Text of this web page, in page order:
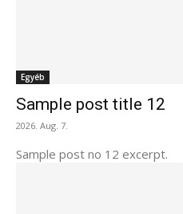
Egyéb
Sample post title 12
2026. Aug. 7.
Sample post no 12 excerpt.